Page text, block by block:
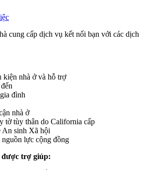
cung cấp dịch vụ kết nối bạn với các dịch
kiện nhà ở và hỗ trợ
đình
nhà ở
tờ tùy thân do California cấp
An sinh Xã hội
lực cộng đồng
được trợ giúp: